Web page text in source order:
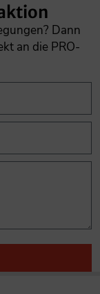
Dann
an die PRO-